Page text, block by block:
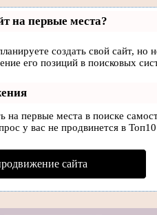
на первые места?
создать свой сайт,
его позиций в поисковых
на первые места в поиске
у вас не продвинется в
сайта